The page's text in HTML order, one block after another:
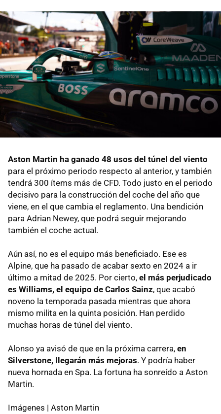
Aston Martin ha ganado 48 usos del túnel del viento
para el próximo periodo respecto al anterior, y también
tendrá 300 ítems más de CFD. Todo justo en el periodo
decisivo para la construcción del coche del año que
viene, en el que cambia el reglamento. Una bendición
para Adrian Newey, que podrá seguir mejorando
también el coche actual.
Aún así, no es el equipo más beneficiado. Ese es
Alpine, que ha pasado de acabar sexto en 2024 a ir
último a mitad de 2025. Por cierto, el más perjudicado
es Williams, el equipo de Carlos Sainz, que acabó
noveno la temporada pasada mientras que ahora
mismo milita en la quinta posición. Han perdido
muchas horas de túnel del viento.
Alonso ya avisó de que en la próxima carrera, en
Silverstone, llegarán más mejoras. Y podría haber
nueva hornada en Spa. La fortuna ha sonreído a Aston
Martin.
Imágenes | Aston Martin